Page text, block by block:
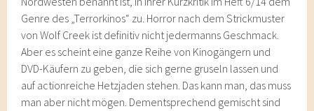
Genre des „Terrorkinos“ zu. Horror nach dem Strickmuster
von Wolf Creek ist definitiv nicht jedermanns Geschmack.
Aber es scheint eine ganze Reihe von Kinogängern und
DVD-Käufern zu geben, die sich gerne gruseln lassen und
auf actionreiche Hetzjaden stehen. Das kann man, das muss
man aber nicht mögen. Dementsprechend gemischt sind